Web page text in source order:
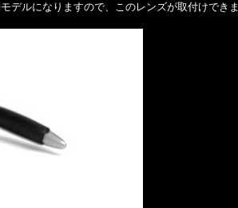
デルになりますので、このレンズが取付けできま